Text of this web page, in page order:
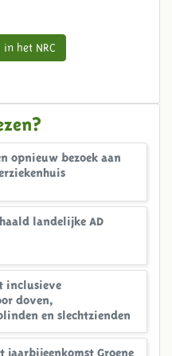
het NRC
opnieuw bezoek aan
landelijke AD
inclusieve
doven,
en slechtzienden
jaarbijeenkomst Groene